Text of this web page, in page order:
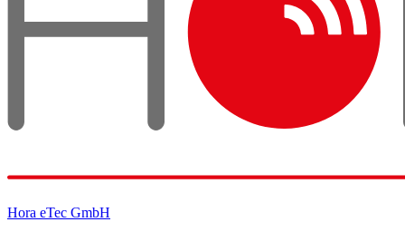
Hora eTec GmbH